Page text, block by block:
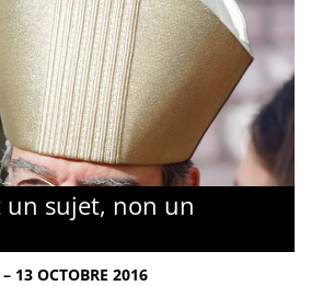
un sujet, non un
13 OCTOBRE 2016